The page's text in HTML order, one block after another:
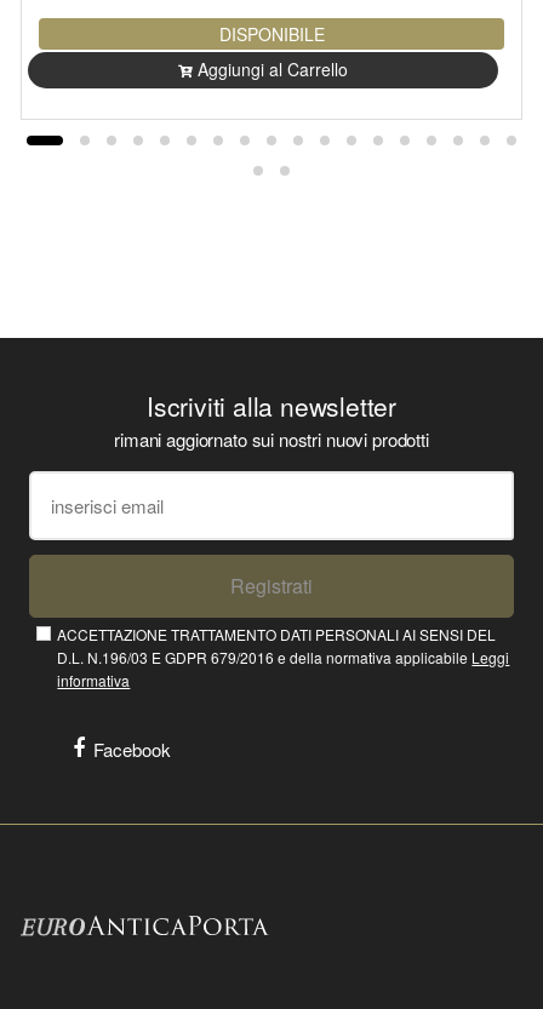
DISPONIBILE
Aggiungi al Carrello
Iscriviti alla newsletter
rimani aggiornato sui nostri nuovi prodotti
Registrati
ACCETTAZIONE TRATTAMENTO DATI PERSONALI AI SENSI DEL
D.L. N.196/03 E GDPR 679/2016 e della normativa applicabile Leggi
informativa
Facebook